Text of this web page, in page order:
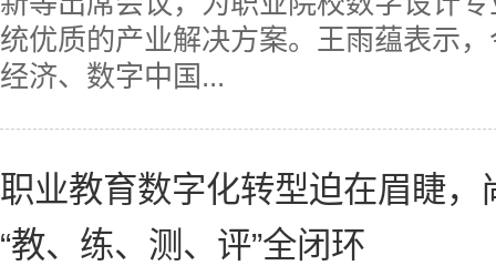
统优质的产业解决方案。王雨蕴表示
经济、数字中国...
职业教育数字化转型迫在眉睫，
“教、练、测、评”全闭环